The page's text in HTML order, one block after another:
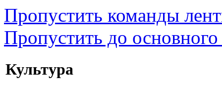
Пропустить команды
Пропустить до основного
Культура